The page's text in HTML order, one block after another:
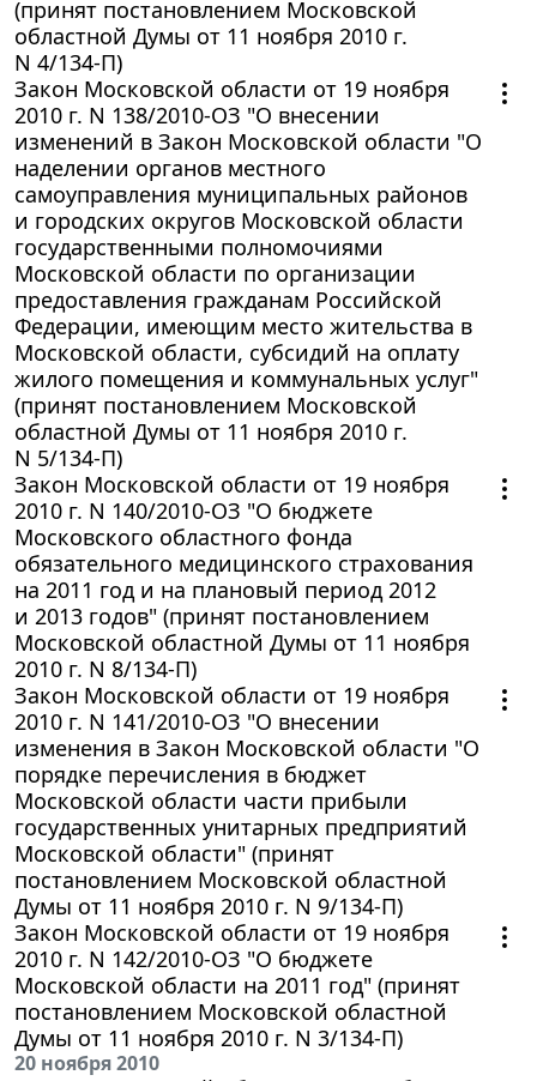
(принят постановлением Московской
областной Думы от 11 ноября 2010 г.
N 4/134-П)
Закон Московской области от 19 ноября
2010 г. N 138/2010-ОЗ "О внесении
изменений в Закон Московской области "О
наделении органов местного
самоуправления муниципальных районов
и городских округов Московской области
государственными полномочиями
Московской области по организации
предоставления гражданам Российской
Федерации, имеющим место жительства в
Московской области, субсидий на оплату
жилого помещения и коммунальных услуг"
(принят постановлением Московской
областной Думы от 11 ноября 2010 г.
N 5/134-П)
Закон Московской области от 19 ноября
2010 г. N 140/2010-ОЗ "О бюджете
Московского областного фонда
обязательного медицинского страхования
на 2011 год и на плановый период 2012
и 2013 годов" (принят постановлением
Московской областной Думы от 11 ноября
2010 г. N 8/134-П)
Закон Московской области от 19 ноября
2010 г. N 141/2010-ОЗ "О внесении
изменения в Закон Московской области "О
порядке перечисления в бюджет
Московской области части прибыли
государственных унитарных предприятий
Московской области" (принят
постановлением Московской областной
Думы от 11 ноября 2010 г. N 9/134-П)
Закон Московской области от 19 ноября
2010 г. N 142/2010-ОЗ "О бюджете
Московской области на 2011 год" (принят
постановлением Московской областной
Думы от 11 ноября 2010 г. N 3/134-П)
20 ноября 2010